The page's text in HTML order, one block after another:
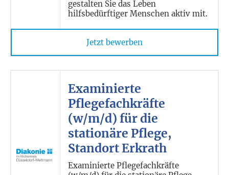
gestalten Sie das Leben
hilfsbedürftiger Menschen aktiv mit.
Jetzt bewerben
Examinierte
Pflegefachkräfte
(w/m/d) für die
stationäre Pflege,
Standort Erkrath
Examinierte Pflegefachkräfte